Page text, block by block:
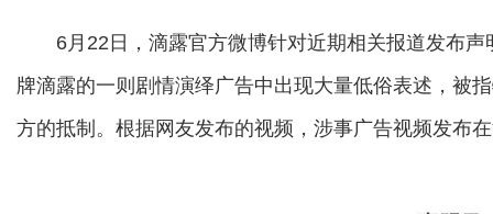
6月22日，滴露官方微博针对近期相关报道发布声
牌滴露的一则剧情演绎广告中出现大量低俗表述，被
方的抵制。根据网友发布的视频，涉事广告视频发布